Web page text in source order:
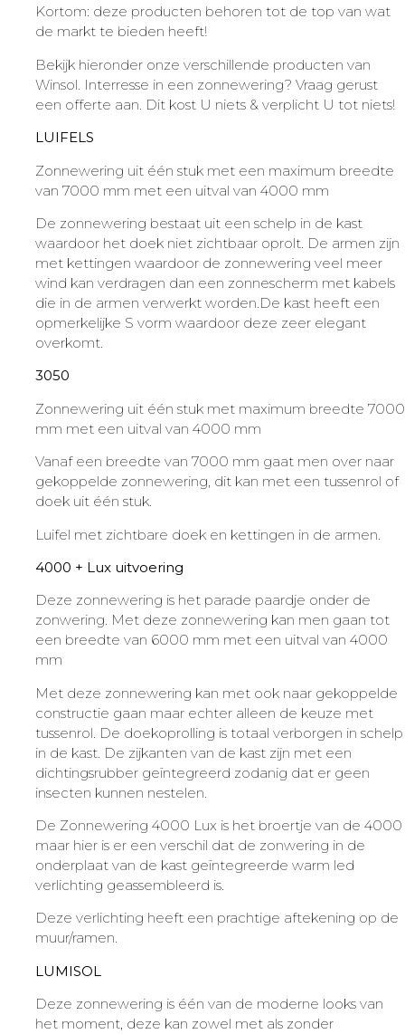
Kortom: deze producten behoren tot de top van wat
de markt te bieden heeft!
Bekijk hieronder onze verschillende producten van
Winsol. Interresse in een zonnewering? Vraag gerust
een offerte aan. Dit kost U niets & verplicht U tot niets!
LUIFELS
Zonnewering uit één stuk met een maximum breedte
van 7000 mm met een uitval van 4000 mm
De zonnewering bestaat uit een schelp in de kast
waardoor het doek niet zichtbaar oprolt. De armen zijn
met kettingen waardoor de zonnewering veel meer
wind kan verdragen dan een zonnescherm met kabels
die in de armen verwerkt worden.De kast heeft een
opmerkelijke S vorm waardoor deze zeer elegant
overkomt.
3050
Zonnewering uit één stuk met maximum breedte 7000
mm met een uitval van 4000 mm
Vanaf een breedte van 7000 mm gaat men over naar
gekoppelde zonnewering, dit kan met een tussenrol of
doek uit één stuk.
Luifel met zichtbare doek en kettingen in de armen.
4000 + Lux uitvoering
Deze zonnewering is het parade paardje onder de
zonwering. Met deze zonnewering kan men gaan tot
een breedte van 6000 mm met een uitval van 4000
mm
Met deze zonnewering kan met ook naar gekoppelde
constructie gaan maar echter alleen de keuze met
tussenrol. De doekoprolling is totaal verborgen in schelp
in de kast. De zijkanten van de kast zijn met een
dichtingsrubber geïntegreerd zodanig dat er geen
insecten kunnen nestelen.
De Zonnewering 4000 Lux is het broertje van de 4000
maar hier is er een verschil dat de zonwering in de
onderplaat van de kast geïntegreerde warm led
verlichting geassembleerd is.
Deze verlichting heeft een prachtige aftekening op de
muur/ramen.
LUMISOL
Deze zonnewering is één van de moderne looks van
het moment, deze kan zowel met als zonder